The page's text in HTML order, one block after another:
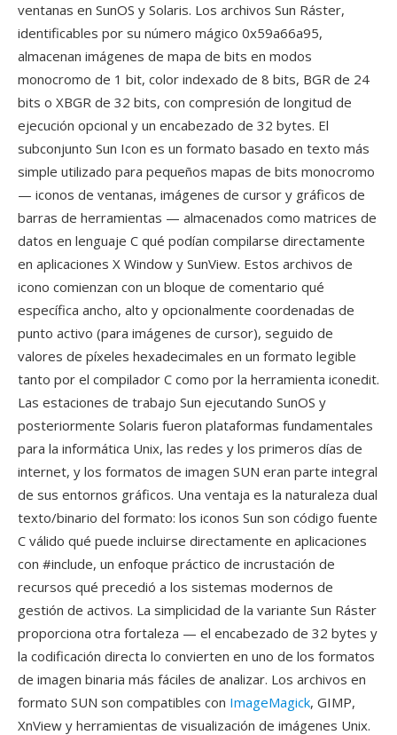
ventanas en SunOS y Solaris. Los archivos Sun Ráster,
identificables por su número mágico 0x59a66a95,
almacenan imágenes de mapa de bits en modos
monocromo de 1 bit, color indexado de 8 bits, BGR de 24
bits o XBGR de 32 bits, con compresión de longitud de
ejecución opcional y un encabezado de 32 bytes. El
subconjunto Sun Icon es un formato basado en texto más
simple utilizado para pequeños mapas de bits monocromo
— iconos de ventanas, imágenes de cursor y gráficos de
barras de herramientas — almacenados como matrices de
datos en lenguaje C qué podían compilarse directamente
en aplicaciones X Window y SunView. Estos archivos de
icono comienzan con un bloque de comentario qué
específica ancho, alto y opcionalmente coordenadas de
punto activo (para imágenes de cursor), seguido de
valores de píxeles hexadecimales en un formato legible
tanto por el compilador C como por la herramienta iconedit.
Las estaciones de trabajo Sun ejecutando SunOS y
posteriormente Solaris fueron plataformas fundamentales
para la informática Unix, las redes y los primeros días de
internet, y los formatos de imagen SUN eran parte integral
de sus entornos gráficos. Una ventaja es la naturaleza dual
texto/binario del formato: los iconos Sun son código fuente
C válido qué puede incluirse directamente en aplicaciones
con #include, un enfoque práctico de incrustación de
recursos qué precedió a los sistemas modernos de
gestión de activos. La simplicidad de la variante Sun Ráster
proporciona otra fortaleza — el encabezado de 32 bytes y
la codificación directa lo convierten en uno de los formatos
de imagen binaria más fáciles de analizar. Los archivos en
formato SUN son compatibles con ImageMagick, GIMP,
XnView y herramientas de visualización de imágenes Unix.